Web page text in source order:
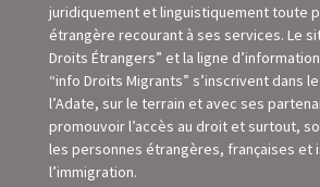
juridiquement et linguistiquement toute
étrangère recourant à ses services. Le
Droits Étrangers” et la ligne
“info Droits Migrants” s’inscrivent dans
l’Adate, sur le terrain et avec ses
promouvoir l’accès au droit et surtout,
les personnes étrangères, françaises et
l’immigration.